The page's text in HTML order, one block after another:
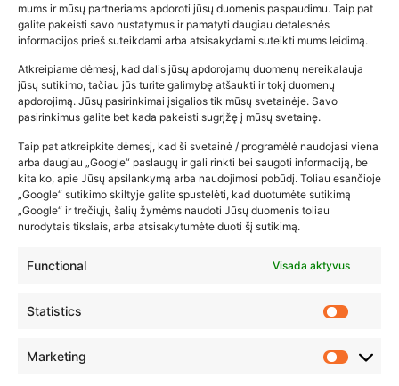
mums ir mūsų partneriams apdoroti jūsų duomenis paspaudimu. Taip pat
galite pakeisti savo nustatymus ir pamatyti daugiau detalesnės
informacijos prieš suteikdami arba atsisakydami suteikti mums leidimą.
Atkreipiame dėmesį, kad dalis jūsų apdorojamų duomenų nereikalauja
jūsų sutikimo, tačiau jūs turite galimybę atšaukti ir tokį duomenų
apdorojimą. Jūsų pasirinkimai įsigalios tik mūsų svetainėje. Savo
pasirinkimus galite bet kada pakeisti sugrįžę į mūsų svetainę.
Taip pat atkreipkite dėmesį, kad ši svetainė / programėlė naudojasi viena
arba daugiau „Google“ paslaugų ir gali rinkti bei saugoti informaciją, be
kita ko, apie Jūsų apsilankymą arba naudojimosi pobūdį. Toliau esančioje
„Google“ sutikimo skiltyje galite spustelėti, kad duotumėte sutikimą
„Google“ ir trečiųjų šalių žymėms naudoti Jūsų duomenis toliau
nurodytais tikslais, arba atsisakytumėte duoti šį sutikimą.
Functional Visada aktyvus
Statistics
Marketing
Populiariausios parduotuvės
kūdikių tyrelės –…
2026-02-22